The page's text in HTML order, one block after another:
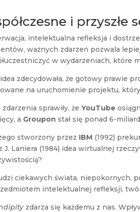
i przyszłe
intelektualna refleksja i
ważnych zdarzeń pozwala
w wydarzeniach, które
zdecydowała, że gotowy prawie
na uruchomienie projektu,
zdarzenia sprawiły, żeYouTube
a Groupon stał się ponad 6-
stworzony przez IBM (1992)
J. Laniera (1984) idea wirtualnej
ciekawych świata, niepokornych,
intelektualnej refleksji,
zdarza się każdemu z nas.